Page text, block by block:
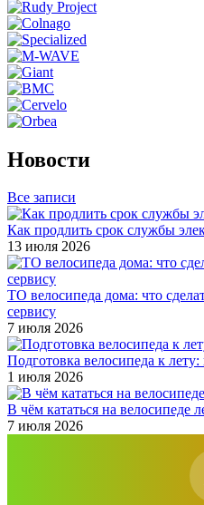
Новости
Все записи
Как продлить срок службы
13 июля 2026
ТО велосипеда дома: что
сервису
7 июля 2026
Подготовка велосипеда к
1 июля 2026
В чём кататься на велосипеде
7 июля 2026